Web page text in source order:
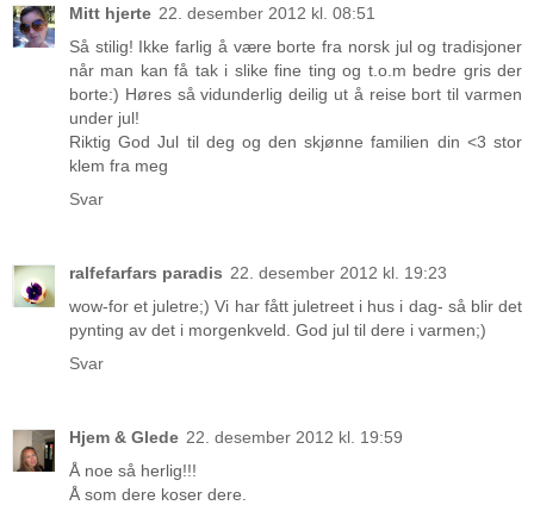
Mitt hjerte 22. desember 2012 kl. 08:51
Så stilig! Ikke farlig å være borte fra norsk jul og tradisjoner
når man kan få tak i slike fine ting og t.o.m bedre gris der
borte:) Høres så vidunderlig deilig ut å reise bort til varmen
under jul!
Riktig God Jul til deg og den skjønne familien din <3 stor
klem fra meg
Svar
ralfefarfars paradis 22. desember 2012 kl. 19:23
wow-for et juletre;) Vi har fått juletreet i hus i dag- så blir det
pynting av det i morgenkveld. God jul til dere i varmen;)
Svar
Hjem & Glede 22. desember 2012 kl. 19:59
Å noe så herlig!!!
Å som dere koser dere.